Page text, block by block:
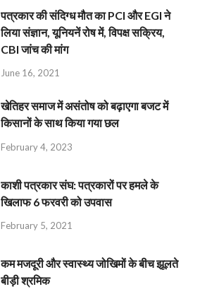
पत्रकार की संदिग्ध मौत का PCI और EGI ने
लिया संज्ञान, यूनियनें रोष में, विपक्ष सक्रिय,
CBI जांच की मांग
June 16, 2021
खेतिहर समाज में असंतोष को बढ़ाएगा बजट में
किसानों के साथ किया गया छल
February 4, 2023
काशी पत्रकार संघ: पत्रकारों पर हमले के
खिलाफ 6 फरवरी को उपवास
February 5, 2021
कम मजदूरी और स्वास्थ्य जोखिमों के बीच झूलते
बीड़ी श्रमिक